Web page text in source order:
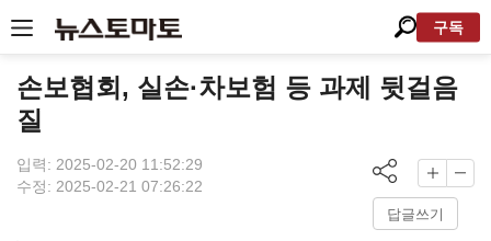
구독
손보협회, 실손·차보험 등 과제 뒷걸음
질
입력: 2025-02-20 11:52:29
수정: 2025-02-21 07:26:22
답글쓰기